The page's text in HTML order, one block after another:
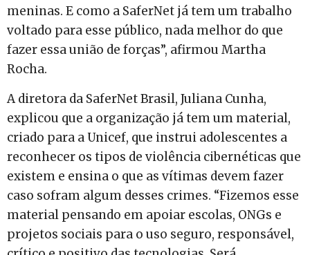
meninas. E como a SaferNet já tem um trabalho
voltado para esse público, nada melhor do que
fazer essa união de forças”, afirmou Martha
Rocha.
A diretora da SaferNet Brasil, Juliana Cunha,
explicou que a organização já tem um material,
criado para a Unicef, que instrui adolescentes a
reconhecer os tipos de violência cibernéticas que
existem e ensina o que as vítimas devem fazer
caso sofram algum desses crimes. “Fizemos esse
material pensando em apoiar escolas, ONGs e
projetos sociais para o uso seguro, responsável,